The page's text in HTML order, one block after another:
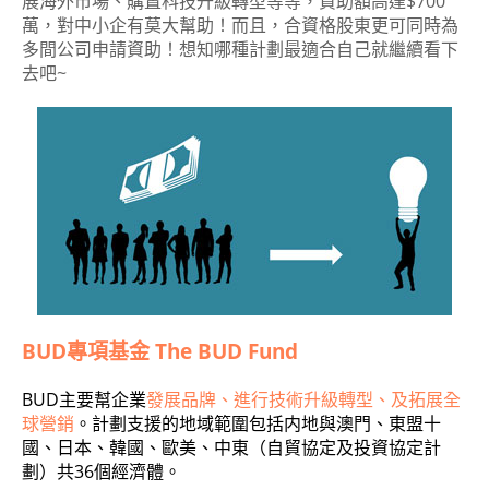
萬，對中小企有莫大幫助！而且，合資格股東更可同時為
多間公司申請資助！想知哪種計劃最適合自己就繼續看下
去吧~
BUD專項基金 The BUD Fund
BUD主要幫企業發展品牌、進行技術升級轉型、及拓展全
球營銷 。計劃支援的地域範圍包括内地與澳門、東盟十
國、日本、韓國、歐美、中東（自貿協定及投資協定計
劃）共36個經濟體。